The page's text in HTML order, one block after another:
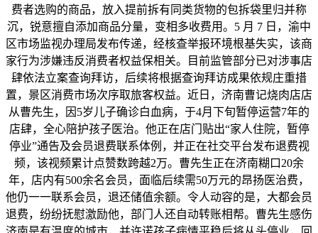
费者选购的商品，放入提前拆有同类货物的包拆袋里归并称
沉，锐意擅自添加商品分量，变相多收费用。5 月 7 日，渝中
区市场监视办理局发布传递，经核查举报环境根基失实，该商
家行为涉嫌违反消费者权益保相关。目前监管部分已对涉事店
肆依法立案查询拜访，后续将根据查询拜访成果依规庄重措
置，景区消费市场次序取旅客权益。近日，济南曹记烧肉店店
从曹先生，因5岁儿子确诊白血病，于4月下旬暂停运营7年的
店肆，全心陪护孩子医治。他正在店门贴出“家人住院，暂停
停业”通告及会员退费联系体例，并正在社交平台发布退费视
频，该视频累计点赞数跨越2万。曹先生正在济南糊口20余
年，店内有500余名会员，面临后续需50万元的昂扬医治费，
他仍一一联系会员，退还储值余额。令人动容的是，大都会员
退费，纷纷抚慰激励他，部门人还自动转账相帮。曹先生感伤